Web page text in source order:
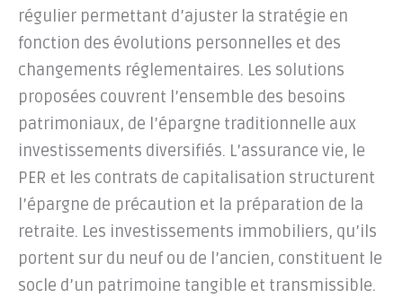
régulier permettant d’ajuster la stratégie en
fonction des évolutions personnelles et des
changements réglementaires. Les solutions
proposées couvrent l’ensemble des besoins
patrimoniaux, de l’épargne traditionnelle aux
investissements diversifiés. L’assurance vie, le
PER et les contrats de capitalisation structurent
l’épargne de précaution et la préparation de la
retraite. Les investissements immobiliers, qu’ils
portent sur du neuf ou de l’ancien, constituent le
socle d’un patrimoine tangible et transmissible.